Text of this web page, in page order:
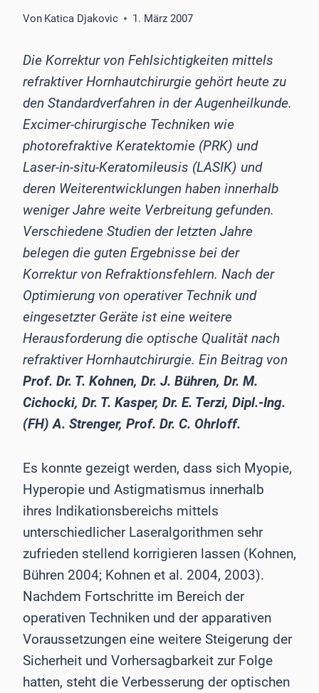
Von Katica Djakovic 1. März 2007
Die Korrektur von Fehlsichtigkeiten mittels
refraktiver Hornhautchirurgie gehört heute zu
den Standardverfahren in der Augenheilkunde.
Excimer-chirurgische Techniken wie
photorefraktive Keratektomie (PRK) und
Laser-in-situ-Keratomileusis (LASIK) und
deren Weiterentwicklungen haben innerhalb
weniger Jahre weite Verbreitung gefunden.
Verschiedene Studien der letzten Jahre
belegen die guten Ergebnisse bei der
Korrektur von Refraktionsfehlern. Nach der
Optimierung von operativer Technik und
eingesetzter Geräte ist eine weitere
Herausforderung die optische Qualität nach
refraktiver Hornhautchirurgie. Ein Beitrag von
Prof. Dr. T. Kohnen, Dr. J. Bühren, Dr. M.
Cichocki, Dr. T. Kasper, Dr. E. Terzi, Dipl.-Ing.
(FH) A. Strenger, Prof. Dr. C. Ohrloff.
Es konnte gezeigt werden, dass sich Myopie,
Hyperopie und Astigmatismus innerhalb
ihres Indikationsbereichs mittels
unterschiedlicher Laseralgorithmen sehr
zufrieden stellend korrigieren lassen (Kohnen,
Bühren 2004; Kohnen et al. 2004, 2003).
Nachdem Fortschritte im Bereich der
operativen Techniken und der apparativen
Voraussetzungen eine weitere Steigerung der
Sicherheit und Vorhersagbarkeit zur Folge
hatten, steht die Verbesserung der optischen